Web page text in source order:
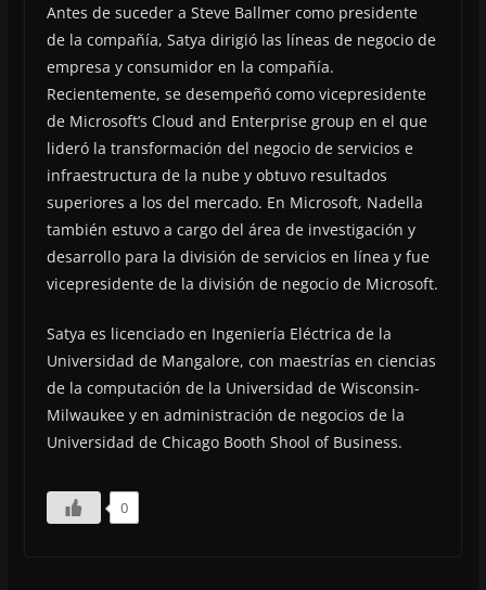
Antes de suceder a Steve Ballmer como presidente
de la compañía, Satya dirigió las líneas de negocio de
empresa y consumidor en la compañía.
Recientemente, se desempeñó como vicepresidente
de Microsoft’s Cloud and Enterprise group en el que
lideró la transformación del negocio de servicios e
infraestructura de la nube y obtuvo resultados
superiores a los del mercado. En Microsoft, Nadella
también estuvo a cargo del área de investigación y
desarrollo para la división de servicios en línea y fue
vicepresidente de la división de negocio de Microsoft.
Satya es licenciado en Ingeniería Eléctrica de la
Universidad de Mangalore, con maestrías en ciencias
de la computación de la Universidad de Wisconsin-
Milwaukee y en administración de negocios de la
Universidad de Chicago Booth Shool of Business.
0